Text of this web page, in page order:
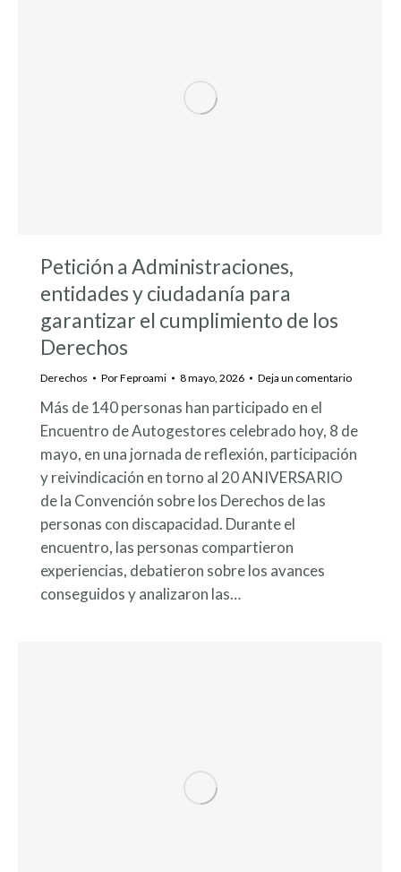
Petición a Administraciones,
entidades y ciudadanía para
garantizar el cumplimiento de los
Derechos
Derechos PorFeproami 8 mayo, 2026 Deja un comentario
Más de 140 personas han participado en el
Encuentro de Autogestores celebrado hoy, 8 de
mayo, en una jornada de reflexión, participación
y reivindicación en torno al 20 ANIVERSARIO
de la Convención sobre los Derechos de las
personas con discapacidad. Durante el
encuentro, las personas compartieron
experiencias, debatieron sobre los avances
conseguidos y analizaron las…